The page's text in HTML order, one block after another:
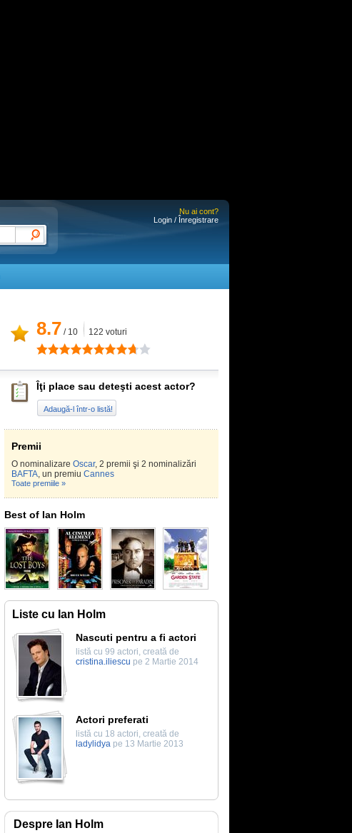
Nu ai cont?
Login / Înregistrare
8.7 / 10 122 voturi
Îţi place sau deteşti acest actor?
Adaugă-l într-o listă!
Premii
O nominalizare Oscar, 2 premii şi 2 nominalizări
BAFTA, un premiu Cannes
Toate premiile »
Best of Ian Holm
Liste cu Ian Holm
Nascuti pentru a fi actori
listă cu 99 actori, creată de
cristina.iliescu pe 2 Martie 2014
Actori preferati
listă cu 18 actori, creată de
ladylidya pe 13 Martie 2013
Despre Ian Holm